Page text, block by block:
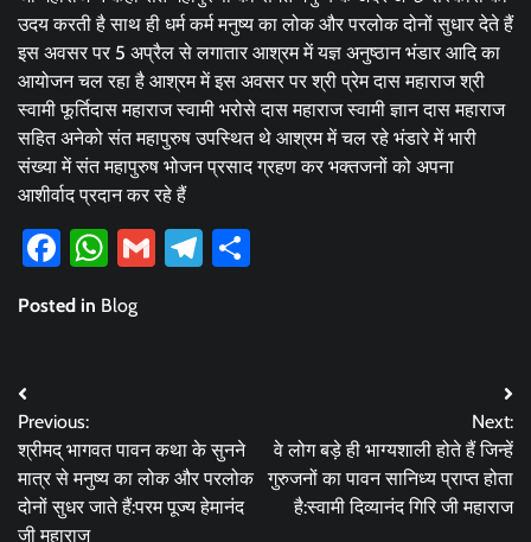
उदय करती है साथ ही धर्म कर्म मनुष्य का लोक और परलोक दोनों सुधार देते हैं
इस अवसर पर 5 अप्रैल से लगातार आश्रम में यज्ञ अनुष्ठान भंडार आदि का
आयोजन चल रहा है आश्रम में इस अवसर पर श्री प्रेम दास महाराज श्री
स्वामी फूर्तिदास महाराज स्वामी भरोसे दास महाराज स्वामी ज्ञान दास महाराज
सहित अनेको संत महापुरुष उपस्थित थे आश्रम में चल रहे भंडारे में भारी
संख्या में संत महापुरुष भोजन प्रसाद ग्रहण कर भक्तजनों को अपना
आशीर्वाद प्रदान कर रहे हैं
Facebook
WhatsApp
GmailTelegram
Posted in Blog
Post
navigation
Previous:
श्रीमद् भागवत पावन कथा के सुनने
मात्र से मनुष्य का लोक और परलोक
दोनों सुधर जाते हैं:परम पूज्य हेमानंद
जी महाराज
Next:
वे लोग बड़े ही भाग्यशाली होते हैं जिन्हें
गुरुजनों का पावन सानिध्य प्राप्त होता
है:स्वामी दिव्यानंद गिरि जी महाराज